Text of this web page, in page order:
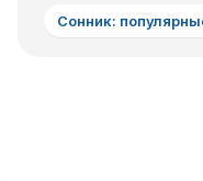
Сонник: